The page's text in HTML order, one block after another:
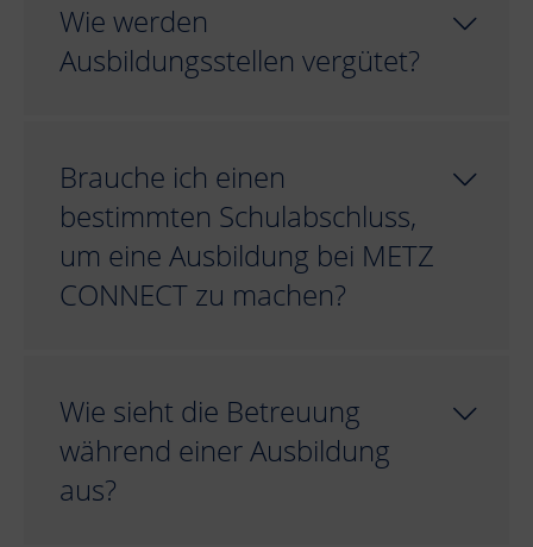
Wie werden
Ausbildungsstellen vergütet?
Brauche ich einen
bestimmten Schulabschluss,
um eine Ausbildung bei METZ
CONNECT zu machen?
Wie sieht die Betreuung
während einer Ausbildung
aus?